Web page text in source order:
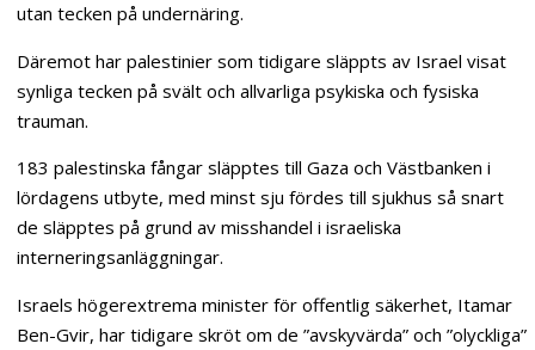
utan tecken på undernäring.
Däremot har palestinier som tidigare släppts av Israel visat
synliga tecken på svält och allvarliga psykiska och fysiska
trauman.
183 palestinska fångar släpptes till Gaza och Västbanken i
lördagens utbyte, med minst sju fördes till sjukhus så snart
de släpptes på grund av misshandel i israeliska
interneringsanläggningar.
Israels högerextrema minister för offentlig säkerhet, Itamar
Ben-Gvir, har tidigare skröt om de ”avskyvärda” och ”olyckliga”